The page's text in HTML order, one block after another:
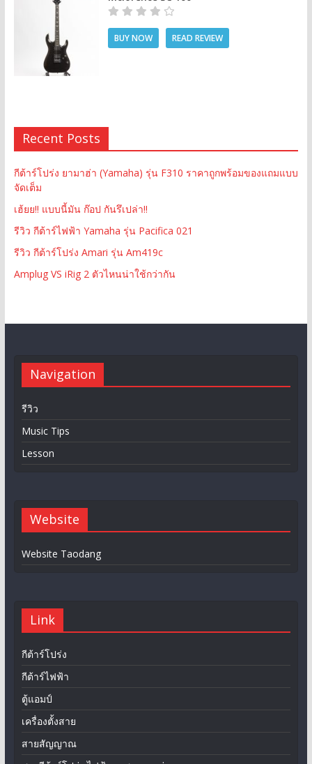
BUY NOW READ REVIEW
Recent Posts
กีต้าร์โปร่ง ยามาฮ่า (Yamaha) รุ่น F310 ราคาถูกพร้อมของแถมแบบ
จัดเต็ม
เฮ้ยย!! แบบนี้มัน ก๊อป กันรึเปล่า!!
รีวิว กีต้าร์ไฟฟ้า Yamaha รุ่น Pacifica 021
รีวิว กีต้าร์โปร่ง Amari รุ่น Am419c
Amplug VS iRig 2 ตัวไหนน่าใช้กว่ากัน
Navigation
รีวิว
Music Tips
Lesson
Website
Website Taodang
Link
กีต้าร์โปร่ง
กีต้าร์ไฟฟ้า
ตู้แอมป์
เครื่องตั้งสาย
สายสัญญาณ